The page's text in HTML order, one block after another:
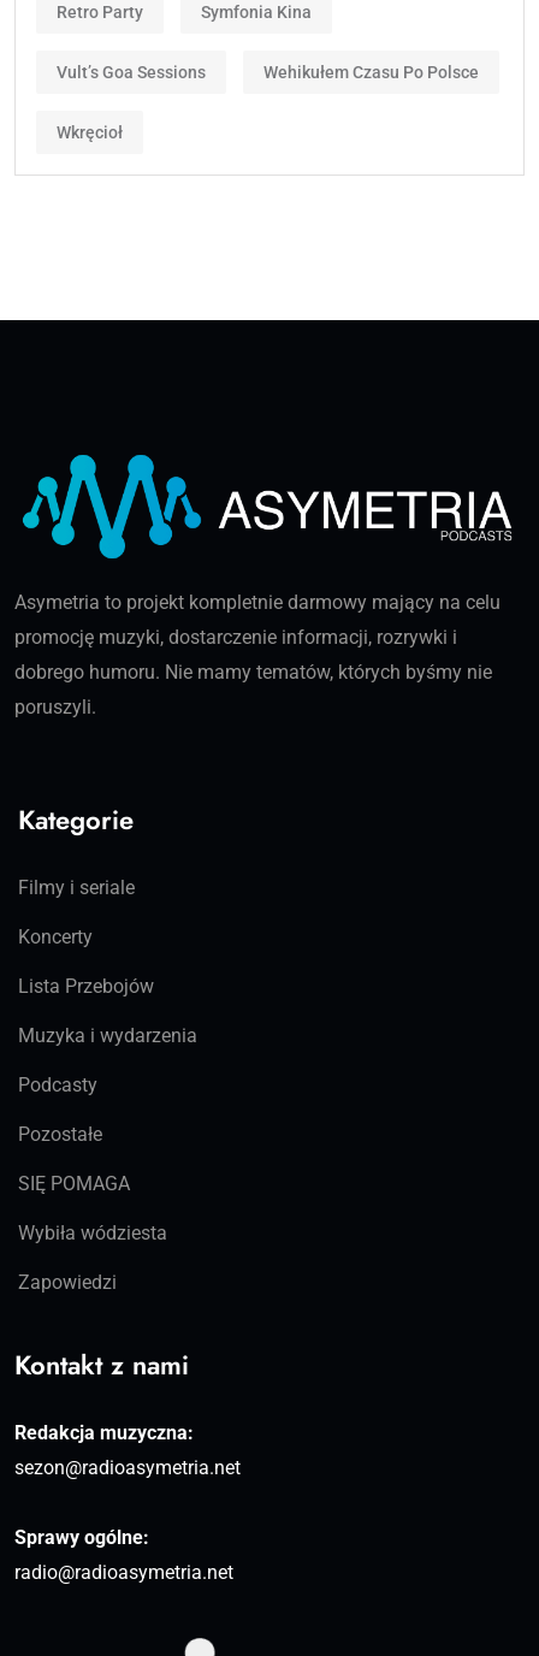
Retro Party Symfonia Kina
Vult’s Goa Sessions Wehikułem Czasu Po Polsce
Wkręcioł
Asymetria to projekt kompletnie darmowy mający na celu
promocję muzyki, dostarczenie informacji, rozrywki i
dobrego humoru. Nie mamy tematów, których byśmy nie
poruszyli.
Kategorie
Filmy i seriale
Koncerty
Lista Przebojów
Muzyka i wydarzenia
Podcasty
Pozostałe
SIĘ POMAGA
Wybiła wódziesta
Zapowiedzi
Kontakt z nami
Redakcja muzyczna:
sezon@radioasymetria.net
Sprawy ogólne:
radio@radioasymetria.net